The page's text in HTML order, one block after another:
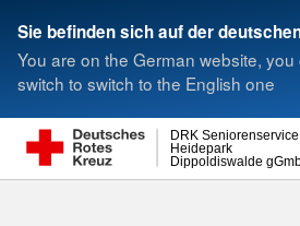
Sie befinden sich auf der
You are on the German website,
switch to switch to the English one
Dippoldiswalde
Heidepark
DRK Seniorenservice